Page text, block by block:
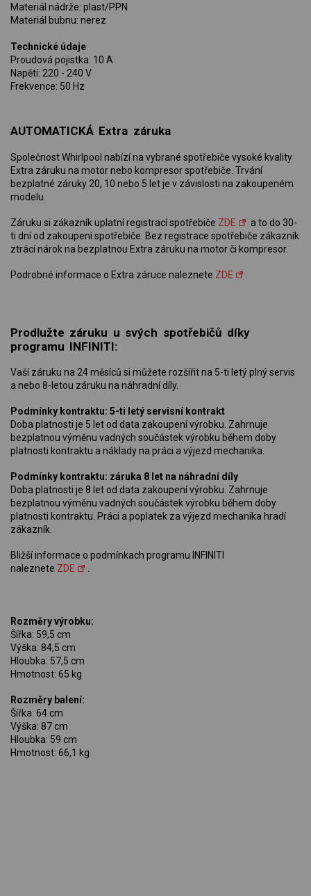
Materiál nádrže: plast/PPN
Materiál bubnu: nerez
Technické údaje
Proudová pojistka: 10 A
Napětí: 220 - 240 V
Frekvence: 50 Hz
AUTOMATICKÁ Extra záruka
Společnost Whirlpool nabízí na vybrané spotřebiče vysoké kvality
Extra záruku na motor nebo kompresor spotřebiče. Trvání
bezplatné záruky 20, 10 nebo 5 let je v závislosti na zakoupeném
modelu.
Záruku si zákazník uplatní registrací spotřebiče ZDE
a to do 30-
ti dní od zakoupení spotřebiče. Bez registrace spotřebiče zákazník
ztrácí nárok na bezplatnou Extra záruku na motor či kompresor.
Podrobné informace o Extra záruce naleznete ZDE
Prodlužte záruku u svých spotřebičů díky
programu INFINITI:
Vaší záruku na 24 měsíců si můžete rozšířit na 5-ti letý plný servis
a nebo 8-letou záruku na náhradní díly.
Podmínky kontraktu: 5-ti letý servisní kontrakt
Doba platnosti je 5 let od data zakoupení výrobku. Zahrnuje
bezplatnou výměnu vadných součástek výrobku během doby
platnosti kontraktu a náklady na práci a výjezd mechanika.
Podmínky kontraktu: záruka 8 let na náhradní díly
Doba platnosti je 8 let od data zakoupení výrobku. Zahrnuje
bezplatnou výměnu vadných součástek výrobku během doby
platnosti kontraktu. Práci a poplatek za výjezd mechanika hradí
zákazník.
Bližší informace o podmínkach programu INFINITI
naleznete ZDE .
Rozměry výrobku:
Šířka: 59,5 cm
Výška: 84,5 cm
Hloubka: 57,5 cm
Hmotnost: 65 kg
Rozměry balení:
Šířka: 64 cm
Výška: 87 cm
Hloubka: 59 cm
Hmotnost: 66,1 kg